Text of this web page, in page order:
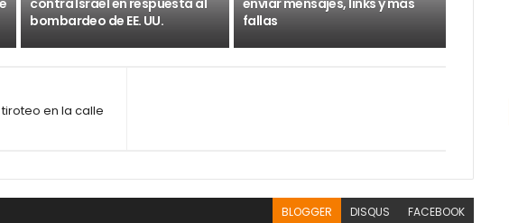
contra Israel en respuesta al
bombardeo de EE. UU.
enviar mensajes, links y más
fallas
en la calle
BLOGGER DISQUS FACEBOOK